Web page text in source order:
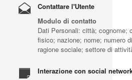
Contattare l'Utente
Modulo di contatto
Dati Personali: città; cognome;
fisico; nazione; nome; numero
ragione sociale; settore di
Interazione con social